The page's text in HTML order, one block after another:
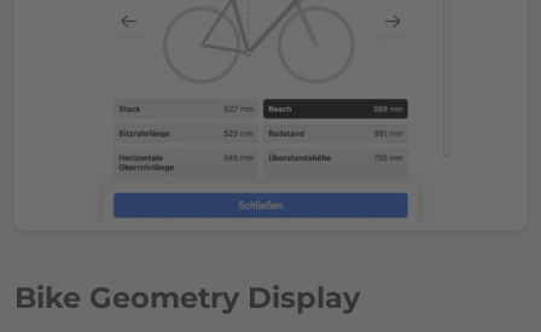
Bike Geometry Display